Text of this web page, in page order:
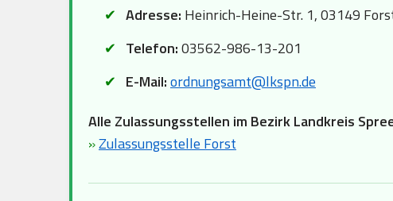
Adresse: Heinrich-Heine-Str. 1, 03149
Telefon:03562-986-13-201
E-Mail:ordnungsamt@lkspn.de
Alle Zulassungsstellen im Bezirk Landkreis
»Zulassungsstelle Forst